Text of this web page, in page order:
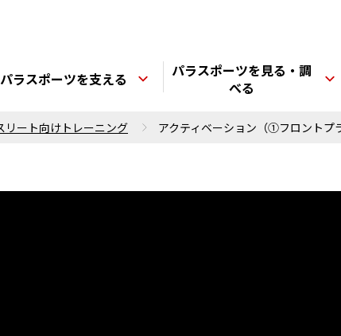
パラスポーツを支える
パラスポーツを見る・調
べる
リート向けトレーニング アクティベーション（①フロントプ